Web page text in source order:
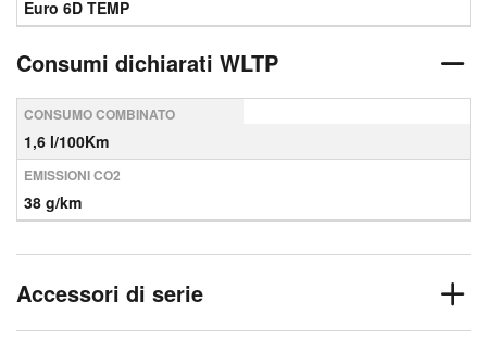
Euro 6D TEMP
Consumi dichiarati WLTP
CONSUMO COMBINATO
1,6 l/100Km
EMISSIONI CO2
38 g/km
Accessori di serie